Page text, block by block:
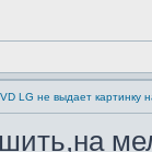
LG не выдает картинку